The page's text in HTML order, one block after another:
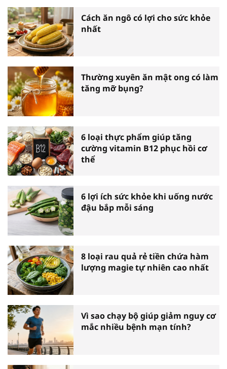
Cách ăn ngô có lợi cho sức khỏe
nhất
Thường xuyên ăn mật ong có làm
tăng mỡ bụng?
6 loại thực phẩm giúp tăng
cường vitamin B12 phục hồi cơ
thể
6 lợi ích sức khỏe khi uống nước
đậu bắp mỗi sáng
8 loại rau quả rẻ tiền chứa hàm
lượng magie tự nhiên cao nhất
Vì sao chạy bộ giúp giảm nguy cơ
mắc nhiều bệnh mạn tính?